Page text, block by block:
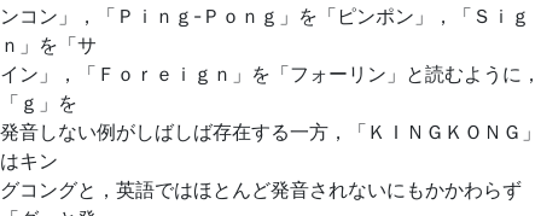
ンコン」，「Ｐｉｎｇ-Ｐｏｎｇ」を「ピンポン」，「Ｓｉｇ
ｎ」を「サ
イン」，「Ｆｏｒｅｉｇｎ」を「フォーリン」と読むように，
「ｇ」を
発音しない例がしばしば存在する一方，「ＫＩＮＧＫＯＮＧ」
はキン
グコングと，英語ではほとんど発音されないにもかかわらず